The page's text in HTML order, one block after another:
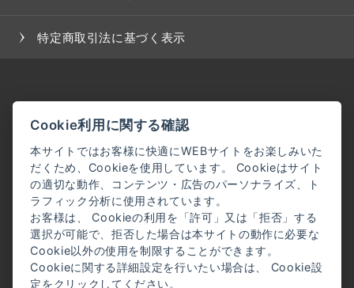
特定商取引法に基づく表示
Cookie利用に関する確認
本サイトではお客様に快適にWEBサイトをお楽しみいた
だくため、Cookieを使用しています。 Cookieはサイト
の適切な動作、コンテンツ・広告のパーソナライズ、ト
ラフィック分析に使用されています。
お客様は、 Cookieの利用を「許可」又は「拒否」する
選択が可能で、拒否した場合は本サイトの動作に必要な
Cookie以外の使用を制限することができます。
Cookieに関する詳細設定を行いたい場合は、 Cookie設
定をクリックしてください。